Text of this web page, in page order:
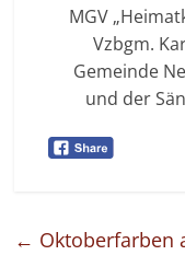
MGV
Vzbgm.
Gemeinde
und der
← Oktoberfarben